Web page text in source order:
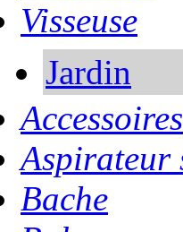
Visseuse
Jardin
Accessoires
Aspirateur
Bache